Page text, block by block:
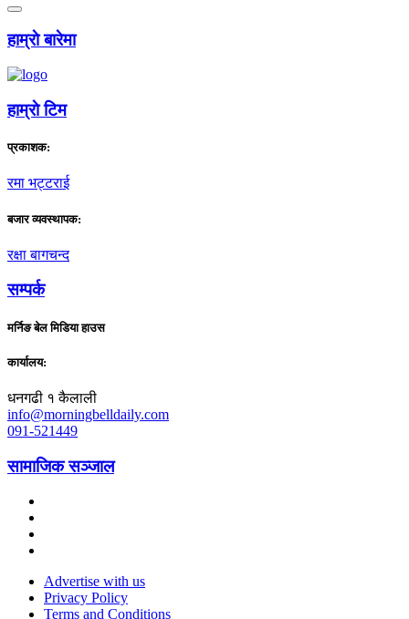
हाम्राे बारेमा
हाम्राे टिम
प्रकाशक:
रमा भट्टराई
बजार व्यवस्थापक:
रक्षा बागचन्द
सम्पर्क
मर्निङ बेल मिडिया हाउस
कार्यालय:
धनगढी १ कैलाली
info@morningbelldaily.com
091-521449
सामाजिक सञ्जाल
Advertise with us
Privacy Policy
Terms and Conditions